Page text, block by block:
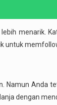
menarik.
untuk
Anda
dengan